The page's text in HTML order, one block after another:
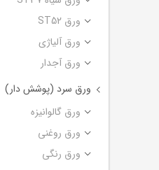
ورق ST52
ورق آلیاژی
ورق آجدار
ورق سرد (پوشش دار)
ورق گالوانیزه
ورق روغنی
ورق رنگی